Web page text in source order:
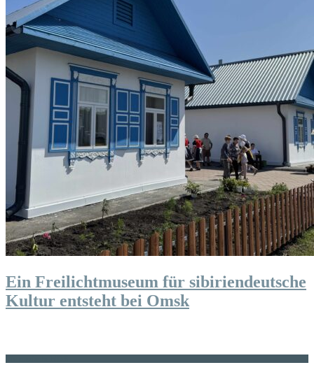
Ein Freilichtmuseum für sibiriendeutsche
Kultur entsteht bei Omsk